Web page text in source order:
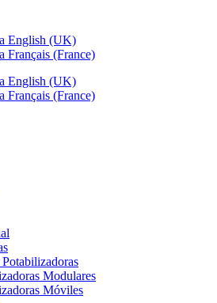
Potabilizadoras
Modulares
Móviles